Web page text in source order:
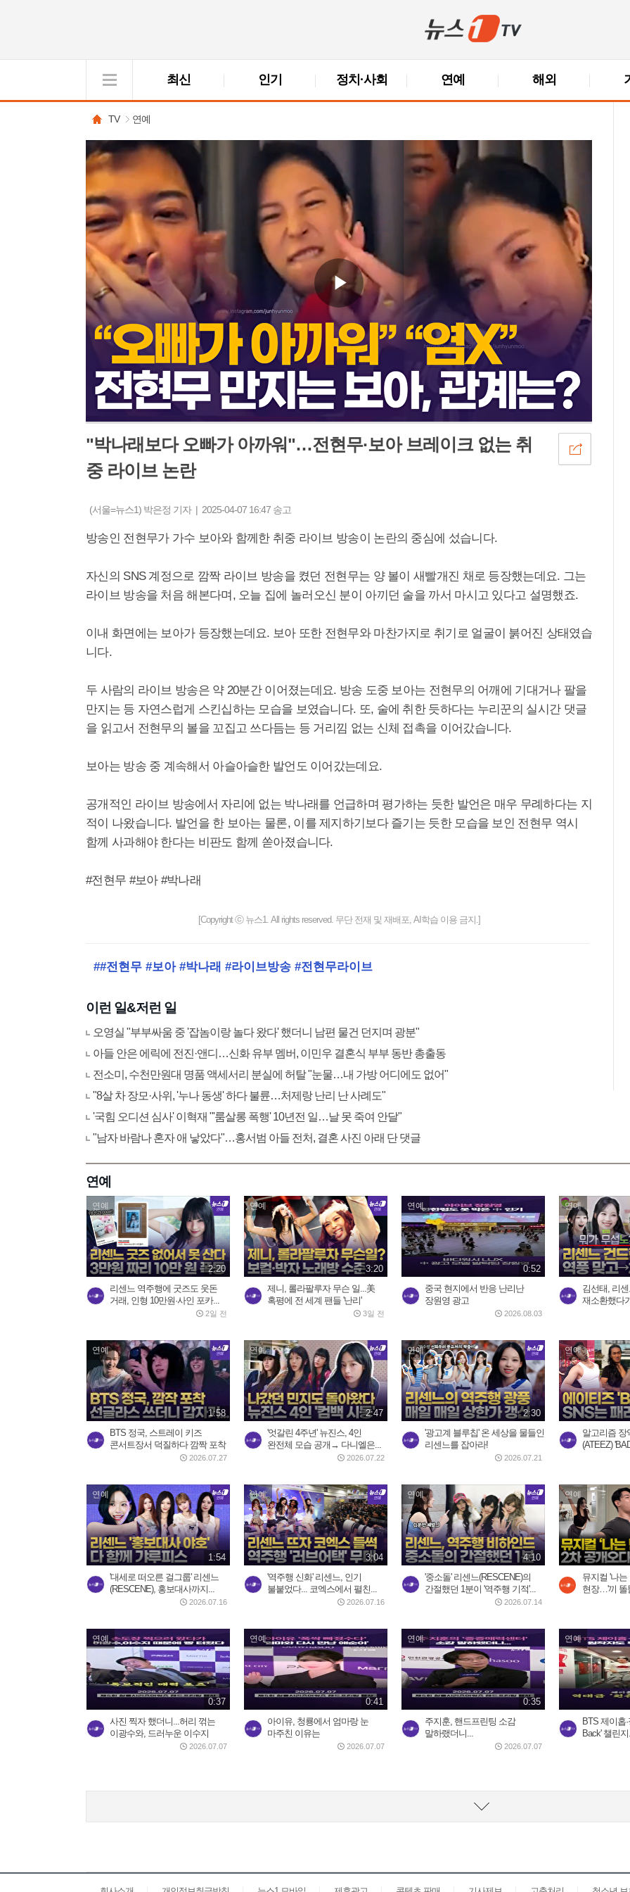
최신 인기 정치·사회 연예 해외
TV 연예
"박나래보다 오빠가 아까워"…전현무·보아 브레이크 없는 취
중 라이브 논란
(서울=뉴스1) 박은정 기자 | 2025-04-07 16:47 송고
방송인 전현무가 가수 보아와 함께한 취중 라이브 방송이 논란의 중심에 섰습니다.
자신의 SNS 계정으로 깜짝 라이브 방송을 켰던 전현무는 양 볼이 새빨개진 채로 등장했는데요. 그는
라이브 방송을 처음 해본다며, 오늘 집에 놀러오신 분이 아끼던 술을 까서 마시고 있다고 설명했죠.
이내 화면에는 보아가 등장했는데요. 보아 또한 전현무와 마찬가지로 취기로 얼굴이 붉어진 상태였습
니다.
두 사람의 라이브 방송은 약 20분간 이어졌는데요. 방송 도중 보아는 전현무의 어깨에 기대거나 팔을
만지는 등 자연스럽게 스킨십하는 모습을 보였습니다. 또, 술에 취한 듯하다는 누리꾼의 실시간 댓글
을 읽고서 전현무의 볼을 꼬집고 쓰다듬는 등 거리낌 없는 신체 접촉을 이어갔습니다.
보아는 방송 중 계속해서 아슬아슬한 발언도 이어갔는데요.
공개적인 라이브 방송에서 자리에 없는 박나래를 언급하며 평가하는 듯한 발언은 매우 무례하다는 지
적이 나왔습니다. 발언을 한 보아는 물론, 이를 제지하기보다 즐기는 듯한 모습을 보인 전현무 역시
함께 사과해야 한다는 비판도 함께 쏟아졌습니다.
#전현무 #보아 #박나래
[Copyright ⓒ 뉴스1. All rights reserved. 무단 전재 및 재배포, AI학습 이용 금지.]
##전현무 #보아 #박나래 #라이브방송 #전현무라이브
이런 일&저런 일
오영실 "부부싸움 중 '잡놈이랑 놀다 왔다' 했더니 남편 물건 던지며 광분"
아들 안은 에릭에 전진·앤디…신화 유부 멤버, 이민우 결혼식 부부 동반 총출동
전소미, 수천만원대 명품 액세서리 분실에 허탈 "눈물…내 가방 어디에도 없어"
"8살 차 장모·사위, '누나 동생' 하다 불륜…처제랑 난리 난 사례도"
'국힘 오디션 심사' 이혁재 "'룸살롱 폭행' 10년전 일…날 못 죽여 안달"
"남자 바람나 혼자 애 낳았다"…홍서범 아들 전처, 결혼 사진 아래 단 댓글
연예
연예
2:20
리센느 역주행에 굿즈도 웃돈
거래, 인형 10만원·사인 포카...
2일 전
연예
3:20
제니, 롤라팔루자 무슨 일...美
혹평에 전 세계 팬들 '난리'
3일 전
연예
0:52
중국 현지에서 반응 난리난
장원영 광고
2026.08.03
연예
김선태, 리
재소환했다
연예
1:58
BTS 정국, 스트레이 키즈
콘서트장서 덕질하다 깜짝 포착
2026.07.27
연예
2:47
'엇갈린 4주년' 뉴진스, 4인
완전체 모습 공개→ 다니엘은...
2026.07.22
연예
2:30
'광고계 블루칩' 온 세상을 물들인
리센느를 잡아라!
2026.07.21
연예
알고리즘 장
(ATEEZ)
연예
1:54
'대세로 떠오른 걸그룹' 리센느
(RESCENE), 홍보대사까지...
2026.07.16
연예
3:04
'역주행 신화' 리센느, 인기
불붙었다... 코엑스에서 펼친...
2026.07.16
연예
4:10
'중소돌' 리센느(RESCENE)의
간절했던 1분이 '역주행 기적'...
2026.07.14
연예
뮤지컬 '나
현장…'끼 똘
연예
0:37
사진 찍자 했더니...허리 꺾는
이광수와, 드러누운 이수지
2026.07.07
연예
0:41
아이유, 청룡에서 엄마랑 눈
마주친 이유는
2026.07.07
연예
0:35
주지훈, 핸드프린팅 소감
말하랬더니...
2026.07.07
연예
BTS 제이홉
Back' 챌린